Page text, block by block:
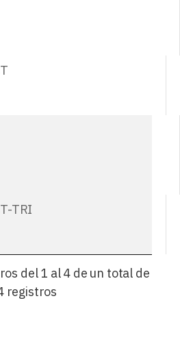
TRI
del 1 al 4 de un total de
registros